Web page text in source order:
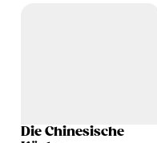
Die Chinesische